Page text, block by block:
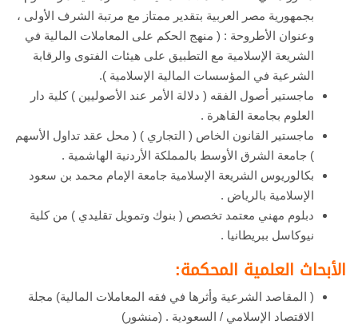
بجمهورية مصر العربية بتقدير ممتاز مع مرتبة الشرف الأولى ،
وعنوان الأطروحة : ( منهج الحكم على المعاملات المالية في
الشريعة الإسلامية مع التطبيق على هيئات الفتوى والرقابة
الشرعية في المؤسسات المالية الإسلامية ).
ماجستير أصول الفقه ( دلالة الأمر عند الأصوليين ) كلية دار
العلوم بجامعة القاهرة .
ماجستير القانون الخاص ( التجاري ) ( محل عقد تداول الأسهم
) جامعة الشرق الأوسط بالمملكة الأردنية الهاشمية .
بكالوريوس الشريعة الإسلامية جامعة الإمام محمد بن سعود
الإسلامية بالرياض .
دبلوم مهني معتمد تخصص ( بنوك وتمويل تقليدي ) من كلية
نيوكاسل ببريطانيا .
الأبحاث العلمية المحكمة:
( المقاصد الشرعية وأثرها في فقه المعاملات المالية) مجلة
الاقتصاد الإسلامي / السعودية . (منشور)